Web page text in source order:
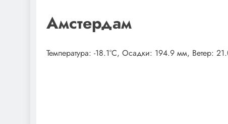
Амстердам
Температура: -18.1°C, Осадки: 194.9 мм, Ветер: